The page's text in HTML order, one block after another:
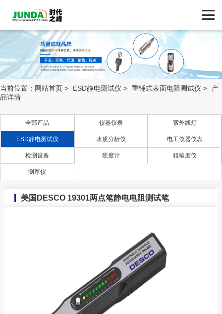
品牌中心
技术支持
联系我们
联系邮箱：liu56817@126.com
ZF116.COM
当前位置： 网站首页 > ESD静电测试仪 > 重锤式表面电阻测试仪 >
产
品详情
全部产品 仪器仪表 紫外线灯
ESD静电测试仪
人体接地测试仪 实
时接地监测器
静电电压表
重锤式表面电阻测
水质分析仪 电工仪器仪表
检测设备 硬度计 粗糙度仪
测厚仪
美国DESCO 19301两点笔静电电阻测试笔